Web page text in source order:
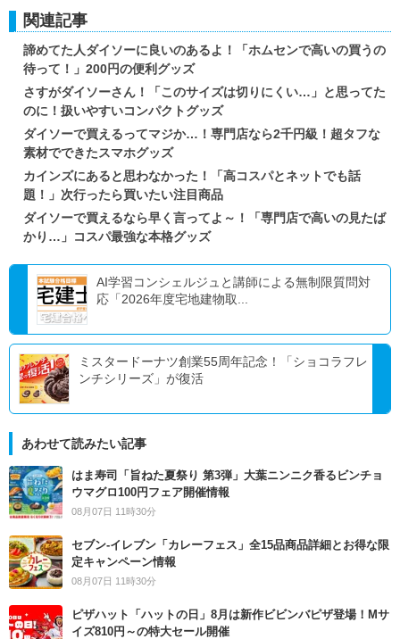
関連記事
諦めてた人ダイソーに良いのあるよ！「ホムセンで高いの買うの
待って！」200円の便利グッズ
さすがダイソーさん！「このサイズは切りにくい…」と思ってた
のに！扱いやすいコンパクトグッズ
ダイソーで買えるってマジか…！専門店なら2千円級！超タフな
素材でできたスマホグッズ
カインズにあると思わなかった！「高コスパとネットでも話
題！」次行ったら買いたい注目商品
ダイソーで買えるなら早く言ってよ～！「専門店で高いの見たば
かり…」コスパ最強な本格グッズ
AI学習コンシェルジュと講師による無制限質問対
応「2026年度宅地建物取...
ミスタードーナツ創業55周年記念！「ショコラフレ
ンチシリーズ」が復活
あわせて読みたい記事
はま寿司「旨ねた夏祭り 第3弾」大葉ニンニク香るビンチョ
ウマグロ100円フェア開催情報
08月07日 11時30分
セブン‐イレブン「カレーフェス」全15品商品詳細とお得な限
定キャンペーン情報
08月07日 11時30分
ピザハット「ハットの日」8月は新作ビビンバピザ登場！Mサ
イズ810円～の特大セール開催